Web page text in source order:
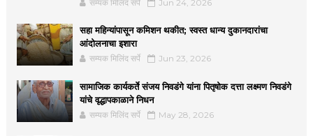
सम्यक मिलिंद सर्पे Jun 24, 2026
सहा महिन्यांपासून कमिशन थकीत; स्वस्त धान्य दुकानदारांचा
आंदोलनाचा इशारा
सम्यक मिलिंद सर्पे Jun 23, 2026
सामाजिक कार्यकर्ते संजय निवडंगे यांना पितृषोक दत्ता लक्ष्मण निवडंगे
यांचे वृद्धापकाळाने निधन
सम्यक मिलिंद सर्पे May 28, 2026